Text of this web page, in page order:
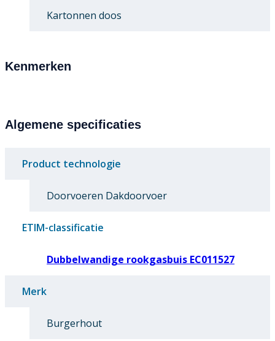
Kartonnen doos
Kenmerken
Algemene specificaties
Product technologie
Doorvoeren Dakdoorvoer
ETIM-classificatie
Dubbelwandige rookgasbuis EC011527
Merk
Burgerhout